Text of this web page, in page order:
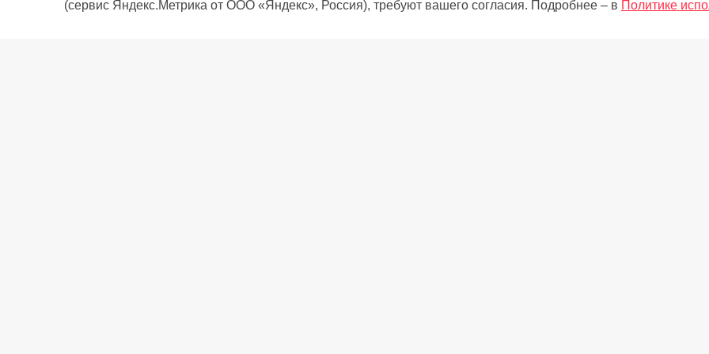
(сервис Яндекс.Метрика от ООО «Яндекс», Россия), требуют вашего согласия. Подробнее – в Политике